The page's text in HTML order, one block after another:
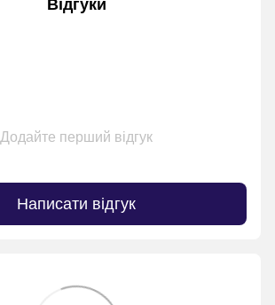
Відгуки
Додайте перший відгук
Написати відгук